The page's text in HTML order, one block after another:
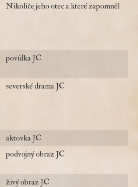
Nikoliče jeho otec a které zapomněl
povídka JC
severské drama JC
aktovka JC
podvojný obraz JC
živý obraz JC